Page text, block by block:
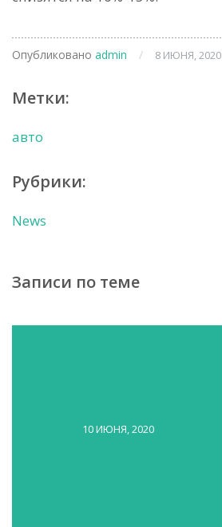
Опубликовано admin / 8 ИЮНЯ, 2020
Метки:
авто
Рубрики:
News
Записи по теме
10 ИЮНЯ, 2020